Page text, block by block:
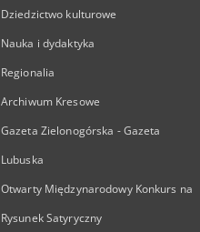
Dziedzictwo kulturowe
Nauka i dydaktyka
Regionalia
Archiwum Kresowe
Gazeta Zielonogórska - Gazeta
Lubuska
Otwarty Międzynarodowy Konkurs na
Rysunek Satyryczny